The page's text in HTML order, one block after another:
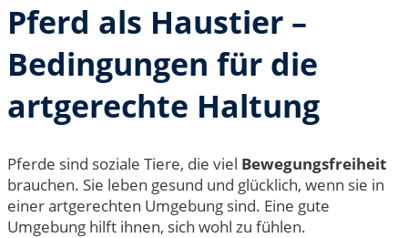
Pferd als Haustier –
Bedingungen für die
artgerechte Haltung
Pferde sind soziale Tiere, die viel Bewegungsfreiheit
brauchen. Sie leben gesund und glücklich, wenn sie in
einer artgerechten Umgebung sind. Eine gute
Umgebung hilft ihnen, sich wohl zu fühlen.